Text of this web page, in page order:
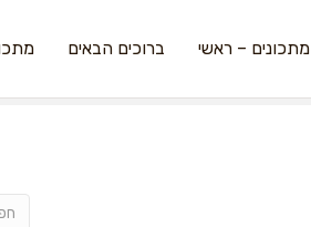
מתכונים – ראשי ברוכים הבאים